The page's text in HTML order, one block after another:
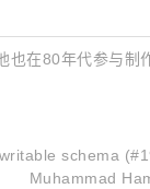
在80年代参与制
schema
Muhammad